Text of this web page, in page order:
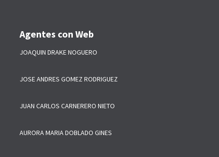
Agentes con Web
JOAQUIN DRAKE NOGUERO
JOSE ANDRES GOMEZ RODRIGUEZ
JUAN CARLOS CARNERERO NIETO
AURORA MARIA DOBLADO GINES